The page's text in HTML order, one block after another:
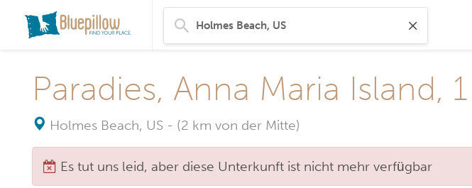
Paradies, Anna Maria Island,
Holmes Beach, US - (2 km von der Mitte)
Es tut uns leid, aber diese Unterkunft ist nicht mehr verfügbar